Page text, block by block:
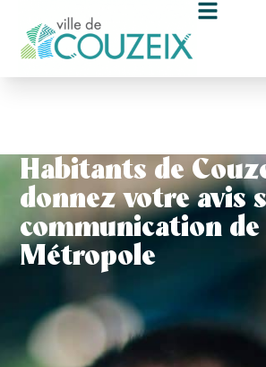
Habitants de
donnez votre avis
communication
Métropole